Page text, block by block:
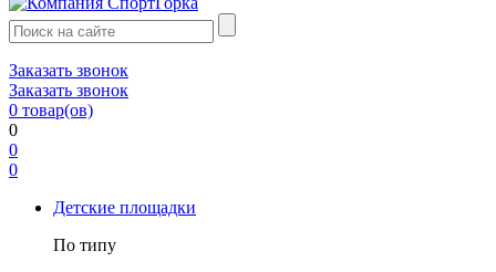
Заказать звонок
Заказать звонок
0 товар(ов)
0
0
0
Детские площадки
По типу